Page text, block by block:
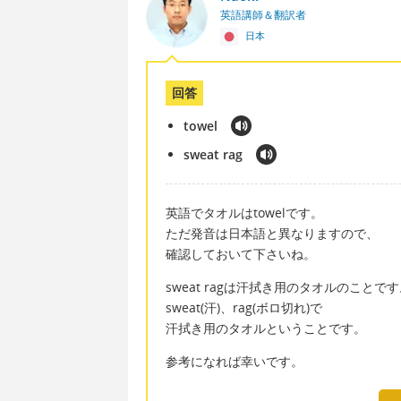
英語講師＆翻訳者
日本
回答
towel
sweat rag
英語でタオルはtowelです。
ただ発音は日本語と異なりますので、
確認しておいて下さいね。
sweat ragは汗拭き用のタオルのことです
sweat(汗)、rag(ボロ切れ)で
汗拭き用のタオルということです。
参考になれば幸いです。